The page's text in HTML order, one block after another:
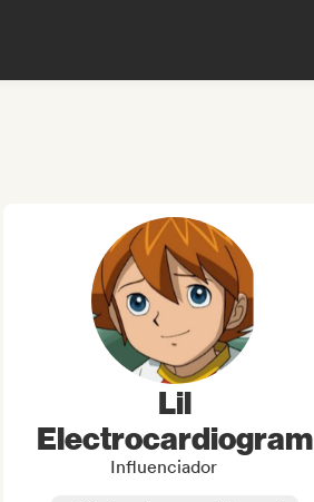
Lil
Electrocardiogram
Influenciador